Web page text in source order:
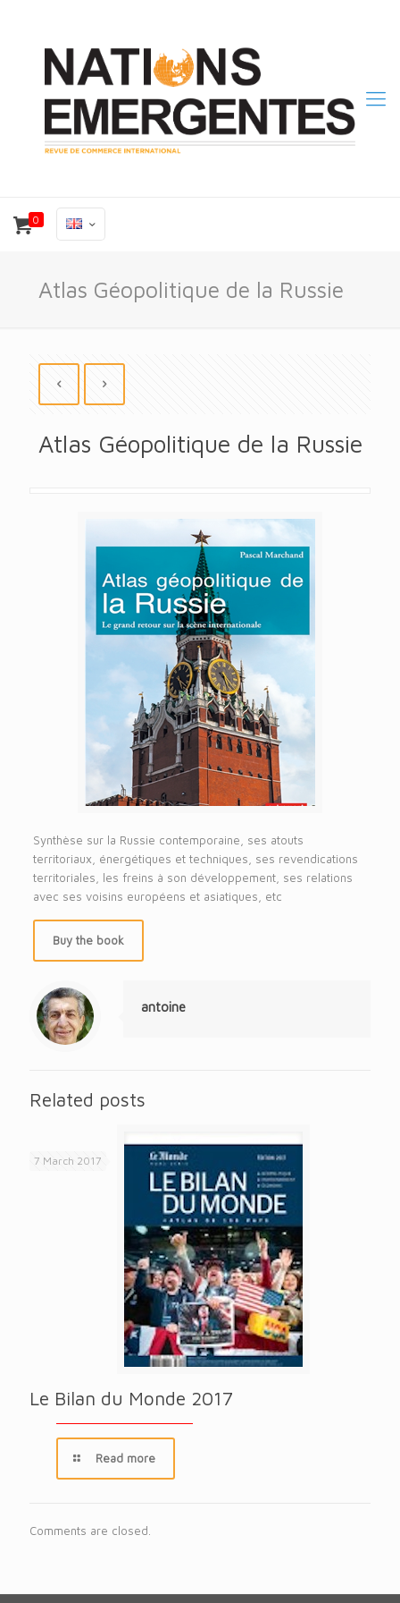
0
Atlas Géopolitique de la Russie
Atlas Géopolitique de la Russie
Synthèse sur la Russie contemporaine, ses atouts
territoriaux, énergétiques et techniques, ses revendications
territoriales, les freins à son développement, ses relations
avec ses voisins européens et asiatiques, etc
Buy the book
antoine
Related posts
7 March 2017
Le Bilan du Monde 2017
Read more
Comments are closed.